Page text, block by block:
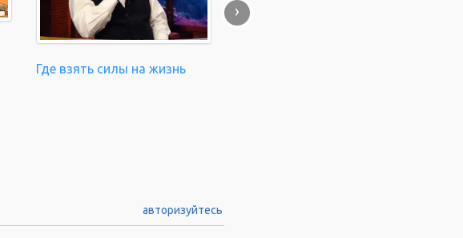
Где взять силы на жизнь
›
авторизуйтесь